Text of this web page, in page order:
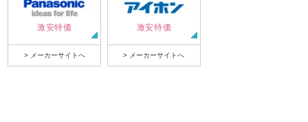
激安特価
> メーカーサイトへ
激安特価
> メーカーサイトへ